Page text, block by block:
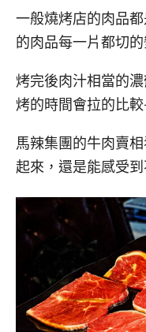
一般燒烤店的肉品
的肉品每一片都切
烤完後肉汁相當的
烤的時間會拉的比較
馬辣集團的牛肉賣
起來，還是能感受